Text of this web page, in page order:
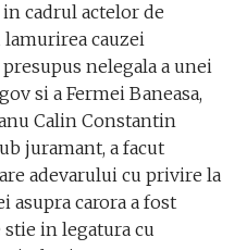
in cadrul actelor de
cauzei
nelegala a unei
si a Fermei Baneasa,
Calin Constantin
juramant, a facut
adevarului cu privire la
asupra carora a fost
in legatura cu